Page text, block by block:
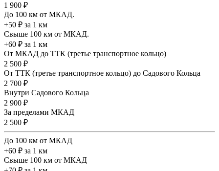
1 900 ₽
До 100 км от МКАД.
+50 ₽ за 1 км
Свыше 100 км от МКАД.
+60 ₽ за 1 км
От МКАД до ТТК (третье транспортное кольцо)
2 500 ₽
От ТТК (третье транспортное кольцо) до Садового Кольца
2 700 ₽
Внутри Садового Кольца
2 900 ₽
За пределами МКАД
2 500 ₽
До 100 км от МКАД
+60 ₽ за 1 км
Свыше 100 км от МКАД